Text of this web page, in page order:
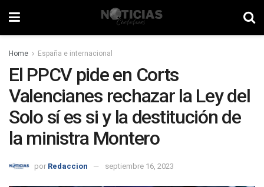
Home España e internacional
El PPCV pide en Corts
Valencianes rechazar la Ley del
Solo sí es si y la destitución de
la ministra Montero
por Redaccion septiembre 16, 2023